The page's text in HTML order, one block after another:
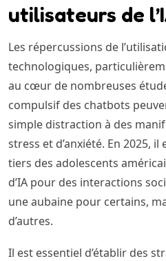
utilisateurs de
Les répercussions de
technologiques,
au cœur de nombreuses
compulsif des chatbots
simple distraction à des
stress et d’anxiété. En 2025,
tiers des adolescents
d’IA pour des interactions
une aubaine pour certains,
d’autres.
Il est essentiel d’établir des